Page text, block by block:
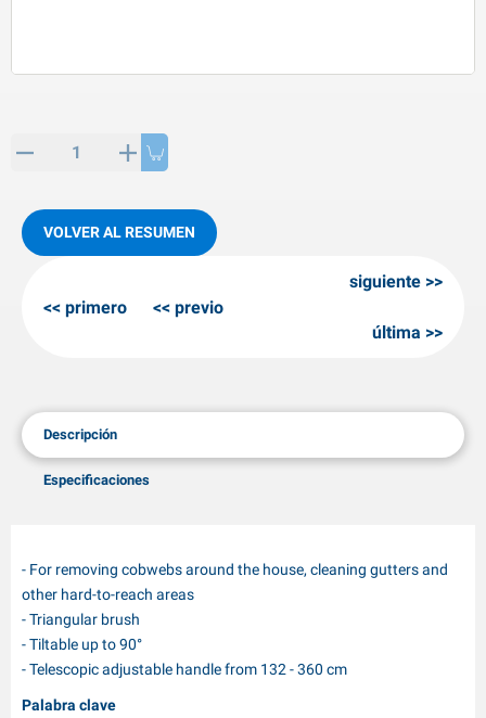
AL-KO
invernales
VOLVER AL RESUMEN
primero previo
siguiente
última
Descripción
Especificaciones
- For removing cobwebs around the house, cleaning gutters and
other hard-to-reach areas
- Triangular brush
- Tiltable up to 90°
- Telescopic adjustable handle from 132 - 360 cm
Palabra clave